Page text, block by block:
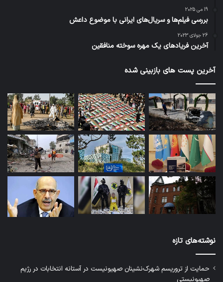
19 می 2025
بررسی فیلم‌ها و سریال‌های ایرانی با موضوع داعش
26 جولای 2023
آخرین فریادهای یک مهره سوخته منافقین
آخرین پست های بازبینی شده
نوشته‌های تازه
حمایت از تروریسم شهرک‌نشینان صهیونیست در آستانه انتخابات در رژیم
صهیونیستی